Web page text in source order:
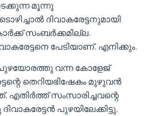
മൂന്നു
ദിവാകരേട്ടനുമായി
സംബർക്കമില്ല.
പേടിയാണ്. എനിക്കും.
വന്ന കോളേജ്
തെറിയഭിഷേകം മുഴുവൻ
എതിർത്ത് സംസാരിച്ചവന്റെ
പുഴയിലേക്കിട്ടു.